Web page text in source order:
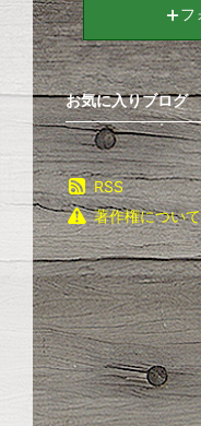
フ
お気に入りブログ
RSS
著作権につい